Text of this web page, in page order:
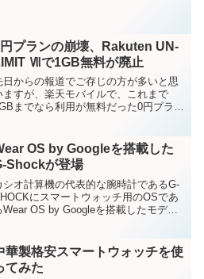
が9...
プランの崩壊、Rakuten UN-
Ⅶで1GB無料が廃止
日からの報道でご存じの方が多いと思
ますが、楽天モバイルで、これまで
までなら利用が無料だった0円プラン
社長から発表されました。既に楽天モ
...
OS by Googleを搭載した
Shockが登場
シオ計算機の代表的な腕時計であるG-
にスマートウォッチ用のOSであ
Wear OS by Googleを搭載したモデル
マートウォッチとして、Goog...
華製格安スマートウォッチを使
てみた